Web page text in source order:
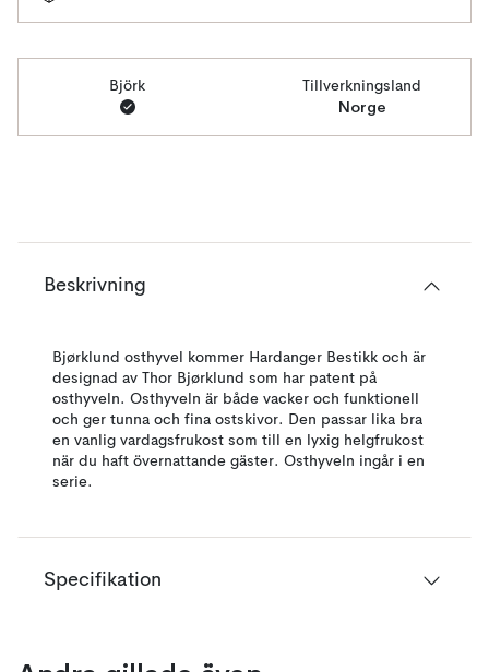
Björk Tillverkningsland
Norge
Beskrivning
Bjørklund osthyvel kommer Hardanger Bestikk och är
designad av Thor Bjørklund som har patent på
osthyveln. Osthyveln är både vacker och funktionell
och ger tunna och fina ostskivor. Den passar lika bra
en vanlig vardagsfrukost som till en lyxig helgfrukost
när du haft övernattande gäster. Osthyveln ingår i en
serie.
Specifikation